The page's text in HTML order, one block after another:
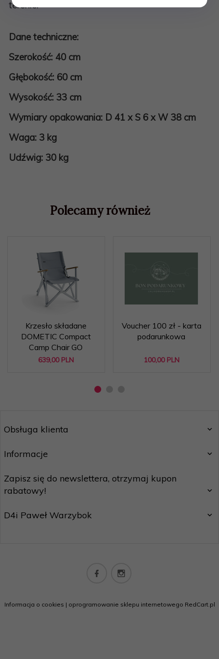
terenie.
Dane techniczne:
Szerokość: 40 cm
Głębokość: 60 cm
Wysokość: 33 cm
Wymiary opakowania: D 41 x S 6 x W 38 cm
Waga: 3 kg
Udźwig: 30 kg
Polecamy również
Krzesło składane
DOMETIC Compact
Camp Chair GO
639,00 PLN
Voucher 100 zł - karta
podarunkowa
100,00 PLN
Obsługa klienta
Informacje
Zapisz się do newslettera, otrzymaj kupon
rabatowy!
D4i Paweł Warzybok
Informacja o cookies | oprogramowanie sklepu internetowego RedCart.pl